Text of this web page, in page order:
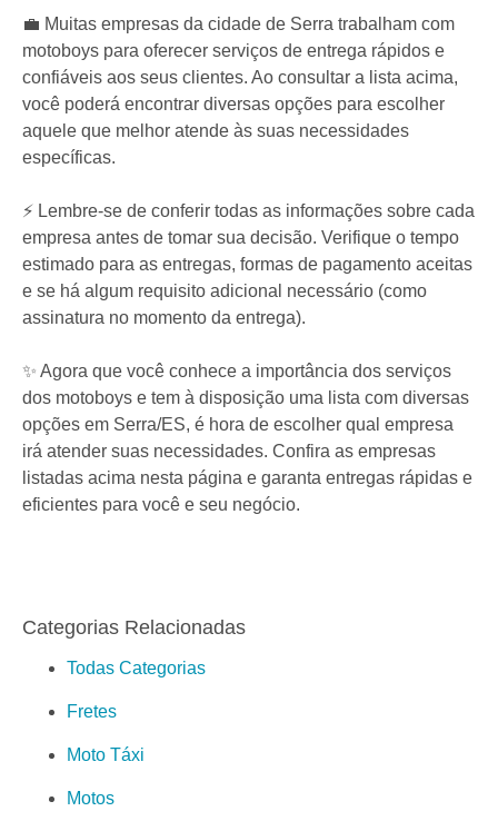
💼 Muitas empresas da cidade de Serra trabalham com
motoboys para oferecer serviços de entrega rápidos e
confiáveis aos seus clientes. Ao consultar a lista acima,
você poderá encontrar diversas opções para escolher
aquele que melhor atende às suas necessidades
específicas.
⚡️ Lembre-se de conferir todas as informações sobre cada
empresa antes de tomar sua decisão. Verifique o tempo
estimado para as entregas, formas de pagamento aceitas
e se há algum requisito adicional necessário (como
assinatura no momento da entrega).
✨ Agora que você conhece a importância dos serviços
dos motoboys e tem à disposição uma lista com diversas
opções em Serra/ES, é hora de escolher qual empresa
irá atender suas necessidades. Confira as empresas
listadas acima nesta página e garanta entregas rápidas e
eficientes para você e seu negócio.
Categorias Relacionadas
Todas Categorias
Fretes
Moto Táxi
Motos